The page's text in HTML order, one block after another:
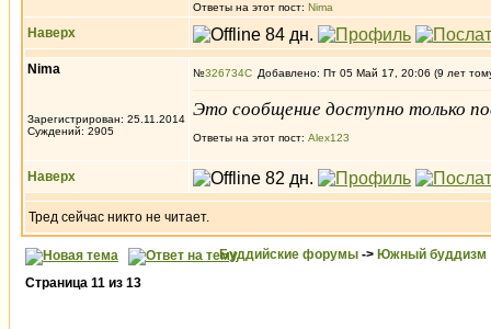
Ответы на этот пост: Nima
Наверх
Nima
Зарегистрирован: 25.11.2014
Суждений: 2905
№326734 Добавлено: Пт 05 Май 17, 20:06 (9 лет
Это сообщение доступно только
Ответы на этот пост: Alex123
Наверх
Тред сейчас никто не читает.
Буддийские форумы -> Южный буддизм
Страница 11 из 13